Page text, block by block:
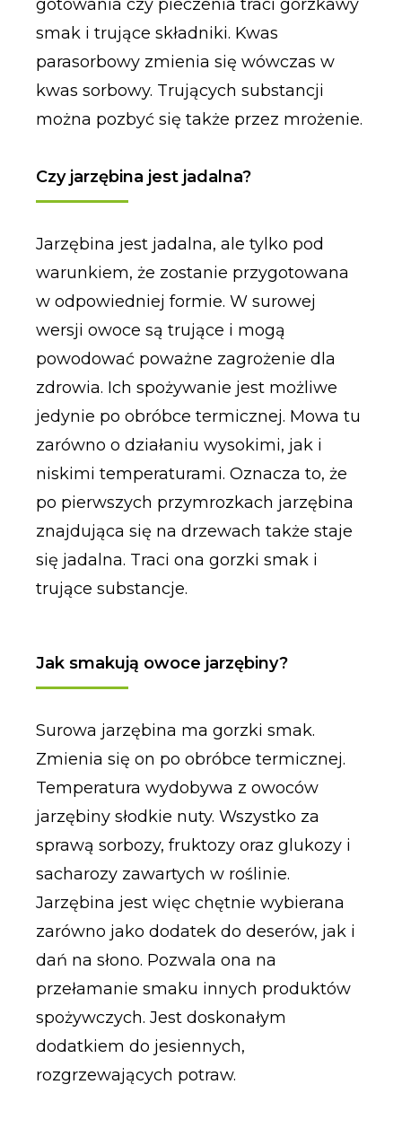
gotowania czy pieczenia traci gorzkawy
smak i trujące składniki. Kwas
parasorbowy zmienia się wówczas w
kwas sorbowy. Trujących substancji
można pozbyć się także przez mrożenie.
Czy jarzębina jest jadalna?
Jarzębina jest jadalna, ale tylko pod
warunkiem, że zostanie przygotowana
w odpowiedniej formie. W surowej
wersji owoce są trujące i mogą
powodować poważne zagrożenie dla
zdrowia. Ich spożywanie jest możliwe
jedynie po obróbce termicznej. Mowa tu
zarówno o działaniu wysokimi, jak i
niskimi temperaturami. Oznacza to, że
po pierwszych przymrozkach jarzębina
znajdująca się na drzewach także staje
się jadalna. Traci ona gorzki smak i
trujące substancje.
Jak smakują owoce jarzębiny?
Surowa jarzębina ma gorzki smak.
Zmienia się on po obróbce termicznej.
Temperatura wydobywa z owoców
jarzębiny słodkie nuty. Wszystko za
sprawą sorbozy, fruktozy oraz glukozy i
sacharozy zawartych w roślinie.
Jarzębina jest więc chętnie wybierana
zarówno jako dodatek do deserów, jak i
dań na słono. Pozwala ona na
przełamanie smaku innych produktów
spożywczych. Jest doskonałym
dodatkiem do jesiennych,
rozgrzewających potraw.